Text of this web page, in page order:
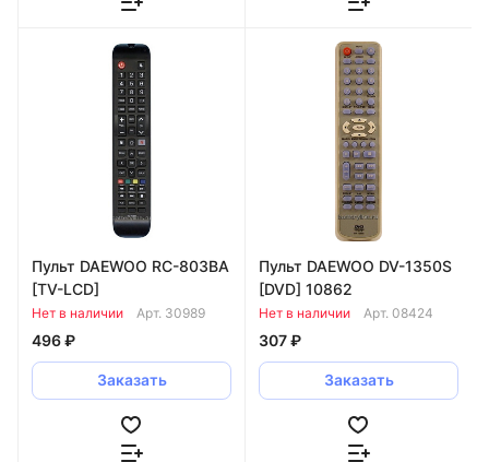
Пульт DAEWOO RC-803BA
[TV-LCD]
Нет в наличии Арт. 30989
496 ₽
Заказать
Пульт DAEWOO DV-1350S
[DVD] 10862
Нет в наличии Арт. 08424
307 ₽
Заказать